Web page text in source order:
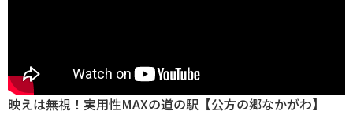
映えは無視！実用性MAXの道の駅【公方の郷なかがわ】